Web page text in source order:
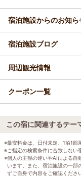
宿泊施設からのお知ら
宿泊施設ブログ
周辺観光情報
クーポン一覧
この宿に関連するテー
※最安料金は、日付未定、1泊1部
※ご指定の検索条件に合致しない
※個人の主観の違いやAIによる自
います。また、宿泊施設の一部
ずご自身で内容をご確認くださ